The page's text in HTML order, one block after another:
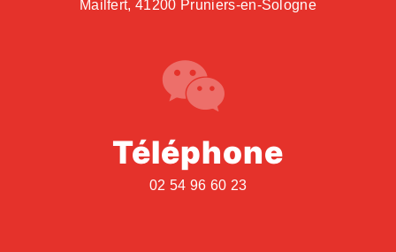
Mailfert, 41200 Pruniers-en-Sologne
Téléphone
02 54 96 60 23